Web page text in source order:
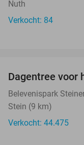
Nuth
Verkocht: 84
Dagentree voor
Belevenispark
Stein (9 km)
Verkocht: 44.475